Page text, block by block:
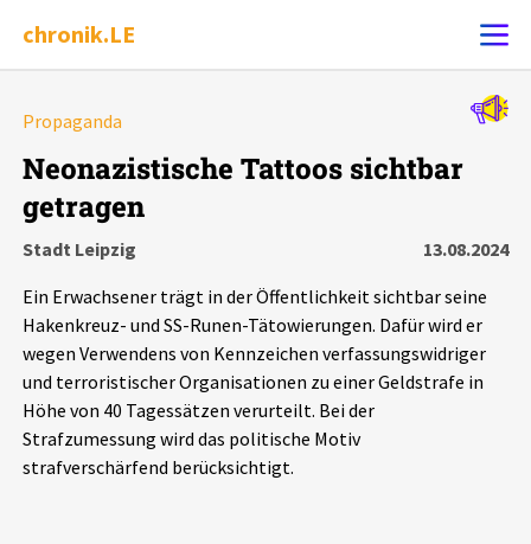
chronik.LE
Chronik
Leipziger Zustände
Schlaglichter
Propaganda
Neonazistische Tattoos sichtbar
getragen
Stadt Leipzig
13.08.2024
Ein Erwachsener trägt in der Öffentlichkeit sichtbar seine
Hakenkreuz- und SS-Runen-Tätowierungen. Dafür wird er
wegen Verwendens von Kennzeichen verfassungswidriger
und terroristischer Organisationen zu einer Geldstrafe in
Höhe von 40 Tagessätzen verurteilt. Bei der
Strafzumessung wird das politische Motiv
strafverschärfend berücksichtigt.
Alle Ereignisse
Ereignisse
Ereignisse